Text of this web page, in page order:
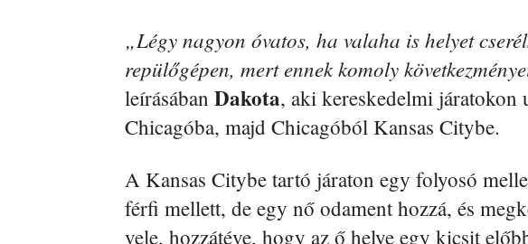
„Légy nagyon óvatos, ha valaha is helyet
repülőgépen, mert ennek komoly
leírásában Dakota, aki kereskedelmi járatokon
Chicagóba, majd Chicagóból Kansas Citybe.
A Kansas Citybe tartó járaton egy folyosó
férfi mellett, de egy nő odament hozzá, és
vele, hozzátéve, hogy az ő helye egy kicsit